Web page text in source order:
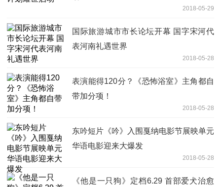
2018-05-29
国际旅游城市市长论坛开幕 国字宋河代
表河南礼遇世界
2018-05-28
表演能得120分？《恐怖浴室》主角都自
带加分项！
2018-05-28
东吟短片《吟》入围戛纳电影节展映单元
华语电影迎来大爆发
2018-05-28
《他是一只狗》定档6.29 首部爱犬治愈